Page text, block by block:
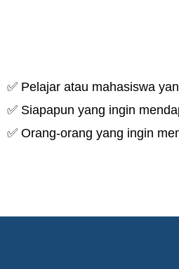
✅ Pelajar atau mahasiswa
✅ Siapapun yang ingin
✅ Orang-orang yang ingin